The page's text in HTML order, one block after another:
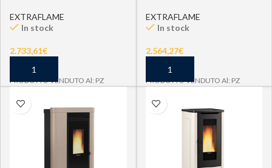
EXTRAFLAME
In stock
2.733,61€
PRODOTTO VENDUTO Al: PZ
EXTRAFLAME
In stock
2.564,27€
PRODOTTO VENDUTO Al: PZ